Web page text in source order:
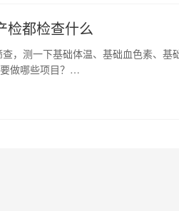
检都检查什么
，测一下基础体温、基础血色素、
做哪些项目？…